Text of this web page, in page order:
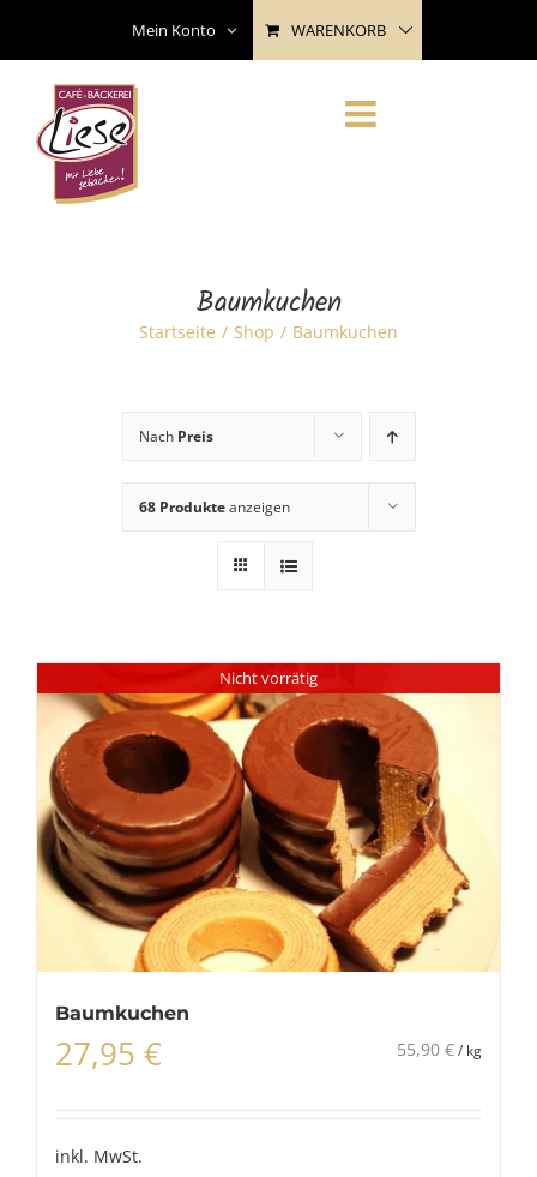
content
Mein Konto WARENKORB
Baumkuchen
Startseite Shop Baumkuchen
Nach Preis
68 Produkteanzeigen
Nicht vorrätig
Baumkuchen
27,95 € 55,90 €/ kg
inkl. MwSt.